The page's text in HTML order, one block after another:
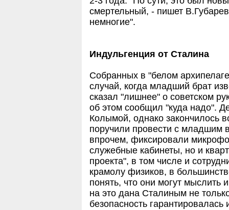
смертельный, - пишет
немногие".
Индульгенция от Сталина
Собранных в "белом
случай, когда младший брат
сказал "лишнее" о советском
об этом сообщил "куда надо".
Колымой, однако закончилось
поручили провести с младшим
впрочем, фиксировали
служебные кабинеты, но и
проекта", в том числе и
крамолу физиков, в
понять, что они могут мыслить
на это дана Сталиным не
безопасность